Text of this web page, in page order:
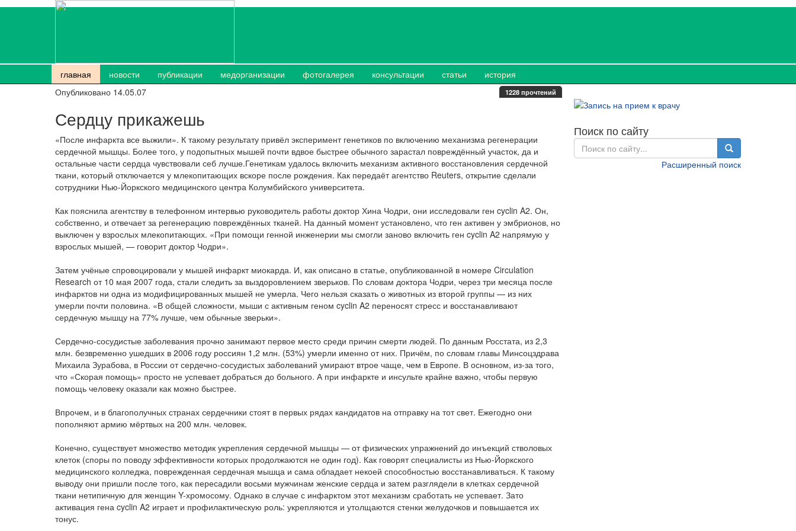
главная новости публикации медорганизации фотогалерея консультации статьи
история
Опубликовано 14.05.07
1228 прочтений
Сердцу прикажешь
«После инфаркта все выжили». К такому результату привёл эксперимент генетиков по включению механизма регенерации
сердечной мышцы. Более того, у подопытных мышей почти вдвое быстрее обычного зарастал повреждённый участок, да и
остальные части сердца чувствовали себ лучше.Генетикам удалось включить механизм активного восстановления сердечной
ткани, который отключается у млекопитающих вскоре после рождения. Как передаёт агентство Reuters, открытие сделали
сотрудники Нью-Йоркского медицинского центра Колумбийского университета.
Как пояснила агентству в телефонном интервью руководитель работы доктор Хина Чодри, они исследовали ген cyclin A2. Он,
собственно, и отвечает за регенерацию повреждённых тканей. На данный момент установлено, что ген активен у эмбрионов, но
выключен у взрослых млекопитающих. «При помощи генной инженерии мы смогли заново включить ген cyclin A2 напрямую у
взрослых мышей, — говорит доктор Чодри».
Затем учёные спровоцировали у мышей инфаркт миокарда. И, как описано в статье, опубликованной в номере Circulation
Research от 10 мая 2007 года, стали следить за выздоровлением зверьков. По словам доктора Чодри, через три месяца после
инфарктов ни одна из модифицированных мышей не умерла. Чего нельзя сказать о животных из второй группы — из них
умерли почти половина. «В общей сложности, мыши с активным геном cyclin A2 переносят стресс и восстанавливают
сердечную мышцу на 77% лучше, чем обычные зверьки».
Сердечно-сосудистые заболевания прочно занимают первое место среди причин смерти людей. По данным Росстата, из 2,3
млн. безвременно ушедших в 2006 году россиян 1,2 млн. (53%) умерли именно от них. Причём, по словам главы Минсоцздрава
Михаила Зурабова, в России от сердечно-сосудистых заболеваний умирают втрое чаще, чем в Европе. В основном, из-за того,
что «Скорая помощь» просто не успевает добраться до больного. А при инфаркте и инсульте крайне важно, чтобы первую
помощь человеку оказали как можно быстрее.
Впрочем, и в благополучных странах сердечники стоят в первых рядах кандидатов на отправку на тот свет. Ежегодно они
пополняют армию мёртвых на 200 млн. человек.
Конечно, существует множество методик укрепления сердечной мышцы — от физических упражнений до инъекций стволовых
клеток (споры по поводу эффективности которых продолжаются не один год). Как говорят специалисты из Нью-Йоркского
медицинского колледжа, поврежденная сердечная мышца и сама обладает некоей способностью восстанавливаться. К такому
выводу они пришли после того, как пересадили восьми мужчинам женские сердца и затем разглядели в клетках сердечной
ткани нетипичную для женщин Y-хромосому. Однако в случае с инфарктом этот механизм сработать не успевает. Зато
активация гена cyclin A2 играет и профилактическую роль: укрепляются и утолщаются стенки желудочков и повышается их
тонус.
Поиск по сайту
Расширенный поиск